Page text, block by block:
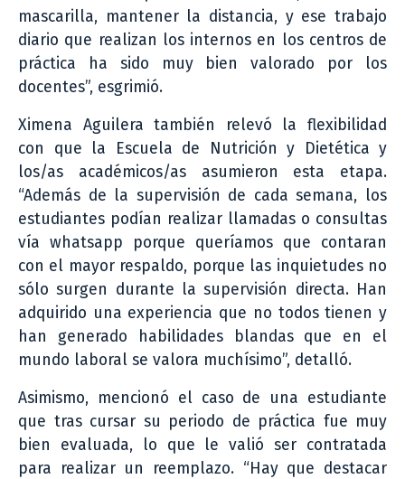
mascarilla, mantener la distancia, y ese trabajo
diario que realizan los internos en los centros de
práctica ha sido muy bien valorado por los
docentes”, esgrimió.
Ximena Aguilera también relevó la flexibilidad
con que la Escuela de Nutrición y Dietética y
los/as académicos/as asumieron esta etapa.
“Además de la supervisión de cada semana, los
estudiantes podían realizar llamadas o consultas
vía whatsapp porque queríamos que contaran
con el mayor respaldo, porque las inquietudes no
sólo surgen durante la supervisión directa. Han
adquirido una experiencia que no todos tienen y
han generado habilidades blandas que en el
mundo laboral se valora muchísimo”, detalló.
Asimismo, mencionó el caso de una estudiante
que tras cursar su periodo de práctica fue muy
bien evaluada, lo que le valió ser contratada
para realizar un reemplazo. “Hay que destacar